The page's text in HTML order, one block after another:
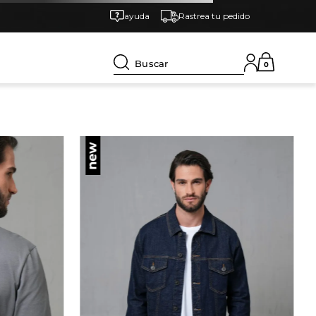
ayuda Rastrea tu pedido
Buscar
0